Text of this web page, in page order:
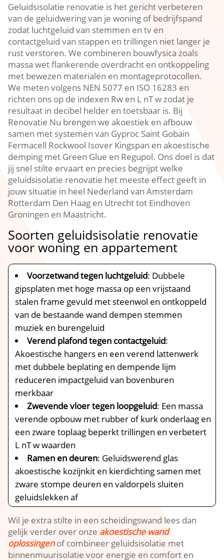
Geluidsisolatie renovatie is het gericht verbeteren
van de geluidwering van je woning of bedrijfspand
zodat luchtgeluid van stemmen en tv en
contactgeluid van stappen en trillingen niet langer je
rust verstoren.​ We combineren bouwfysica zoals
massa wet flankerende overdracht en ontkoppeling
met bewezen materialen en montageprotocollen.​
We meten volgens NEN 5077 en ISO 16283 en
richten ons op de indexen Rw en L nT w zodat je
resultaat in decibel helder en toetsbaar is.​ Bij
Renovatie Nu brengen we akoestiek en afbouw
samen met systemen van Gyproc Saint Gobain
Fermacell Rockwool Isover Kingspan en akoestische
demping met Green Glue en Regupol.​ Ons doel is dat
jij snel stilte ervaart en precies begrijpt welke
geluidsisolatie renovatie het meeste effect geeft in
jouw situatie in heel Nederland van Amsterdam
Rotterdam Den Haag en Utrecht tot Eindhoven
Groningen en Maastricht.​
Soorten geluidsisolatie renovatie
voor woning en appartement
Voorzetwand tegen luchtgeluid: Dubbele
gipsplaten met hoge massa op een vrijstaand
stalen frame gevuld met steenwol en ontkoppeld
van de bestaande wand dempen stemmen
muziek en burengeluid
Verend plafond tegen contactgeluid:
Akoestische hangers en een verend lattenwerk
met dubbele beplating en dempende lijm
reduceren impactgeluid van bovenburen
merkbaar
Zwevende vloer tegen loopgeluid: Een massa
verende opbouw met rubber of kurk onderlaag en
een zware toplaag beperkt trillingen en verbetert
L nT w waarden
Ramen en deuren: Geluidswerend glas
akoestische kozijnkit en kierdichting samen met
zware stompe deuren en valdorpels sluiten
geluidslekken af
Wil je extra stilte in een scheidingswand lees dan
gelijk verder over onze akoestische wand
oplossingenof combineer geluidsisolatie met
binnenmuurisolatie voor energie en comfort en